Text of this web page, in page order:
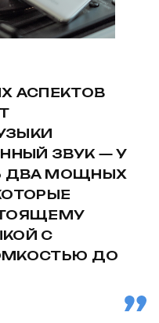
АСПЕКТОВ
ЗВУК — У
ДВА МОЩНЫХ
С
ДО